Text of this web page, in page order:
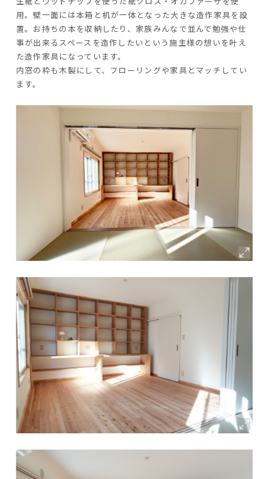
用。壁一面には本箱と机が一体となった大きな造作家具を設
置。お持ちの本を収納したり、家族みんなで並んで勉強や仕
事が出来るスペースを造作したいという施主様の想いを叶え
た造作家具になっています。
内窓の枠も木製にして、フローリングや家具とマッチしてい
ます。